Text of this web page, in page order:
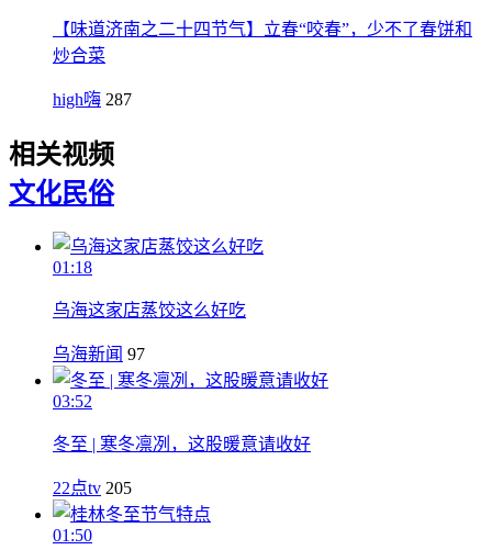
【味道济南之二十四节气】立春“咬春”，少不了春饼和
炒合菜
high嗨 287
相关视频
文化民俗
01:18
乌海这家店蒸饺这么好吃
乌海新闻 97
03:52
冬至 | 寒冬凛冽，这股暖意请收好
22点tv 205
01:50